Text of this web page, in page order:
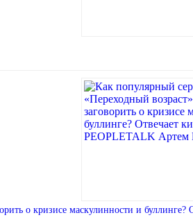
о кризисе маскулинности и